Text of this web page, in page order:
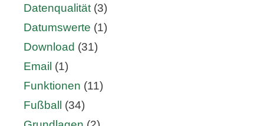
Datenqualität (3)
Datumswerte (1)
Download (31)
Email (1)
Funktionen (11)
Fußball
(34)